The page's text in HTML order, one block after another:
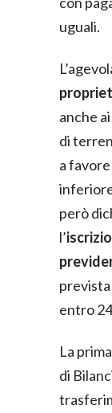
uguali.
anche
di
a
però
l’
entro
La
di